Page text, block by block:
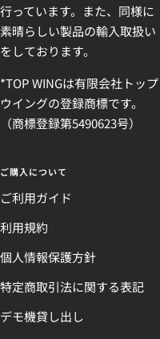
行っています。また、同様に
素晴らしい製品の輸入取扱い
をしております。
*TOP WINGは有限会社トップ
ウイングの登録商標です。
（商標登録第5490623号）
ご購入について
ご利用ガイド
利用規約
個人情報保護方針
特定商取引法に関する表記
デモ機貸し出し